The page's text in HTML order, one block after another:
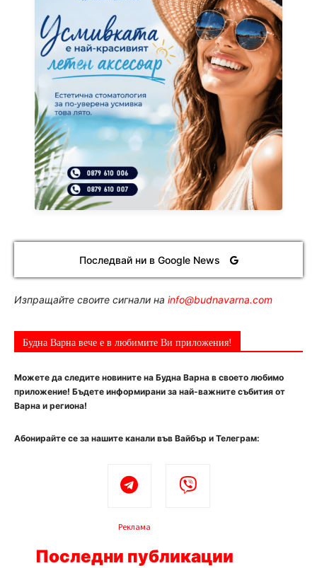
Последвай ни в Google News
Изпращайте своите сигнали на info@budnavarna.com
Будна Варна вече е в любимите Ви приложения!
Можете да следите новините на Будна Варна в своето любимо
приложение! Бъдете информирани за най-важните събития от
Варна и региона!
Абонирайте се за нашите канали във Вайбър и Телеграм:
Реклама
Последни публикации